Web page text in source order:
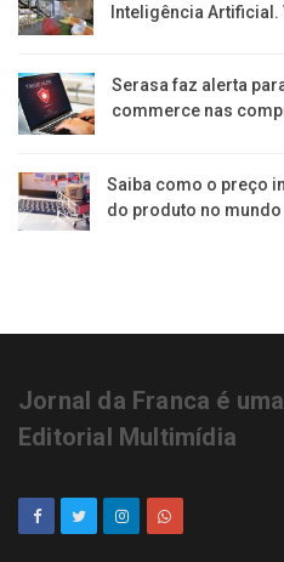
Inteligência
Serasa faz alerta
commerce nas
Saiba como o preço
do produto no
Jornal da Franca é
Editorial Multimídia